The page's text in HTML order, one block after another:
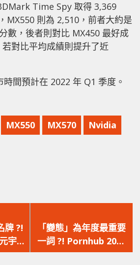
Time Spy 取得 3,369
MX550 則為 2,510，前者大約是
數，後者則對比 MX450 最好成
對比平均成績則提升了近
間預計在 2022 年 Q1 季度。
MX550 MX570 Nvidia
牌 ?!
宇
裝公
一
篇
文
「變態」為年度最重要
一詞 ?! Pornhub 2021
報告出爐，看看今年最